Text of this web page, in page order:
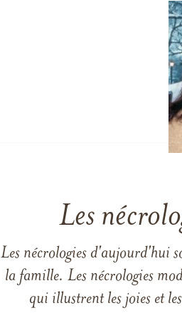
Les
Les nécrologies d'aujourd'hui
la famille. Les nécrologies
qui illustrent les joies et